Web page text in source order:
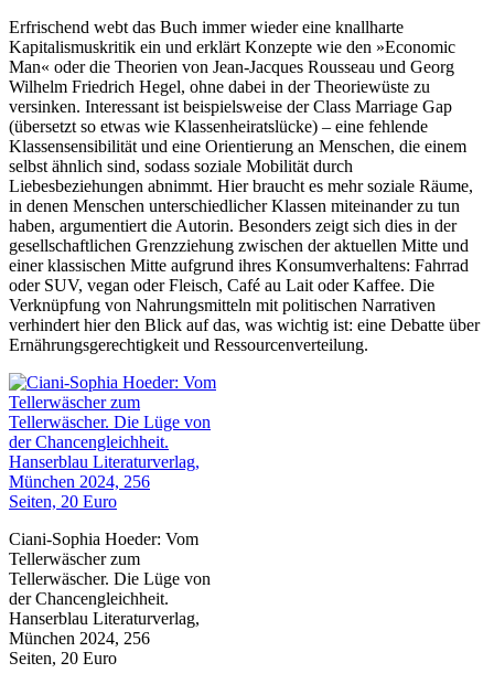
Erfrischend webt das Buch immer wieder eine knallharte
Kapitalismuskritik ein und erklärt Konzepte wie den »Economic
Man« oder die Theorien von Jean-Jacques Rousseau und Georg
Wilhelm Friedrich Hegel, ohne dabei in der Theoriewüste zu
versinken. Interessant ist beispielsweise der Class Marriage Gap
(übersetzt so etwas wie Klassenheiratslücke) – eine fehlende
Klassensensibilität und eine Orientierung an Menschen, die einem
selbst ähnlich sind, sodass soziale Mobilität durch
Liebesbeziehungen abnimmt. Hier braucht es mehr soziale Räume,
in denen Menschen unterschiedlicher Klassen miteinander zu tun
haben, argumentiert die Autorin. Besonders zeigt sich dies in der
gesellschaftlichen Grenzziehung zwischen der aktuellen Mitte und
einer klassischen Mitte aufgrund ihres Konsumverhaltens: Fahrrad
oder SUV, vegan oder Fleisch, Café au Lait oder Kaffee. Die
Verknüpfung von Nahrungsmitteln mit politischen Narrativen
verhindert hier den Blick auf das, was wichtig ist: eine Debatte über
Ernährungsgerechtigkeit und Ressourcenverteilung.
Ciani-Sophia Hoeder: Vom
Tellerwäscher zum
Tellerwäscher. Die Lüge von
der Chancengleichheit.
Hanserblau Literaturverlag,
München 2024, 256
Seiten, 20 Euro